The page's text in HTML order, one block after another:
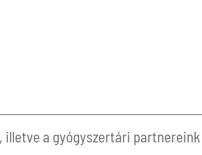
illetve a gyógyszertári